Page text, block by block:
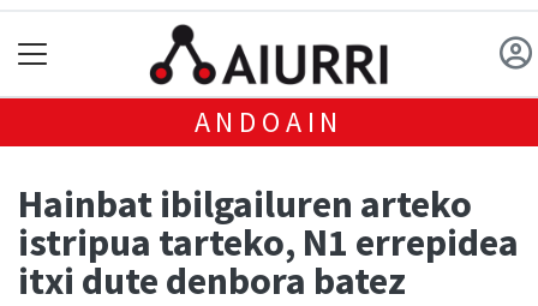
ANDOAIN
Hainbat ibilgailuren arteko
istripua tarteko, N1 errepidea
itxi dute denbora batez